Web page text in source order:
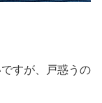
すが、戸惑うの